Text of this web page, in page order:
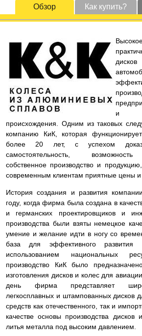
Обзор Как купить?
и
происхождения. Одним из таковых
компанию КиК, которая
более 20 лет, с успехом
самостоятельность,
собственное производство и
современным клиентам приятные цены и
История создания и развития
году, когда фирма была создана в
и германских проектировщиков и
производства были взяты немецкое
умение и желание идти в ногу со
база для эффективного развития
использованием национальных
производство КиК было
изготовления дисков и колес для
день фирма представляет
легкосплавных и штампованных дисков
средств как отечественного, так и
качестве основы производства дисков
литья металла под высоким давлением.